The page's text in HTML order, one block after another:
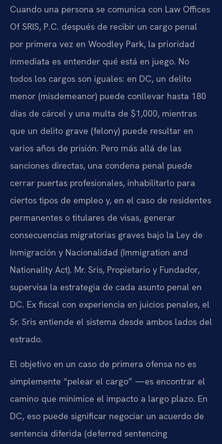
Cuando una persona se comunica con Law Offices
Of SRIS, P.C. después de recibir un cargo penal
por primera vez en Woodley Park, la prioridad
inmediata es entender qué está en juego. No
todos los cargos son iguales: en DC, un delito
menor (misdemeanor) puede conllevar hasta 180
días de cárcel y una multa de $1,000, mientras
que un delito grave (felony) puede resultar en
varios años de prisión. Pero más allá de las
sanciones directas, una condena penal puede
cerrar puertas profesionales, inhabilitarlo para
ciertos tipos de empleo y, en el caso de residentes
permanentes o titulares de visas, generar
consecuencias migratorias graves bajo la Ley de
Inmigración y Nacionalidad (Immigration and
Nationality Act). Mr. Sris, Propietario y Fundador,
supervisa la estrategia de cada asunto penal en
DC. Ex fiscal con experiencia en juicios penales, el
Sr. Sris entiende el sistema desde ambos lados del
estrado.
El objetivo en un caso de primera ofensa no es
simplemente “pelear el cargo” —es encontrar el
camino que minimice el impacto a largo plazo. En
DC, eso puede significar negociar un acuerdo de
sentencia diferida (deferred sentencing